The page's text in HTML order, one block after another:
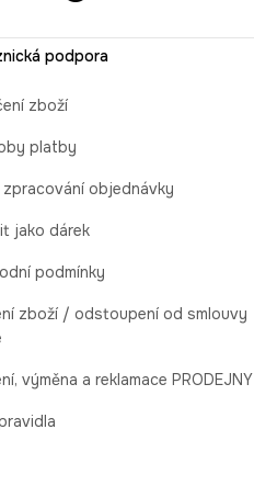
podpora
zboží
platby
objednávky
jako dárek
podmínky
zboží / odstoupení od smlouvy
výměna a reklamace PRODEJNY